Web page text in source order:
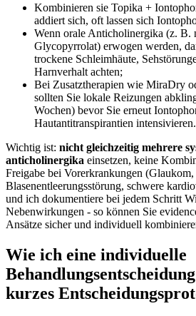
Kombinieren sie ⁤Topika +
addiert sich, oft lassen ⁤sich
Wenn ⁣orale Anticholinergika (z. B.
Glycopyrrolat) erwogen ‍werden,
trockene ​Schleimhäute,
Harnverhalt ⁢achten;
Bei⁢ Zusatztherapien wie MiraDry
⁢sollten Sie lokale ​Reizungen
Wochen) bevor Sie erneut
Hautantitranspirantien intensivieren.
Wichtig ist: nicht gleichzeitig mehrere
anticholinergika einsetzen, keine
Freigabe bei Vorerkrankungen ⁢(Glaukom,
Blasenentleerungsstörung, schwere
und ich dokumentiere ⁤bei ⁢jedem Schritt‍
Nebenwirkungen ‍- so können Sie
Ansätze sicher ⁤und individuell
Wie ich⁤ eine individuelle
kurzes